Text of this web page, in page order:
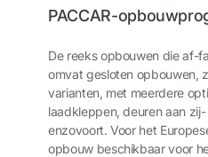
PACCAR-
De reeks opbouwen die af-
omvat gesloten opbouwen,
varianten, met meerdere
laadkleppen, deuren aan
enzovoort. Voor het
opbouw beschikbaar voor